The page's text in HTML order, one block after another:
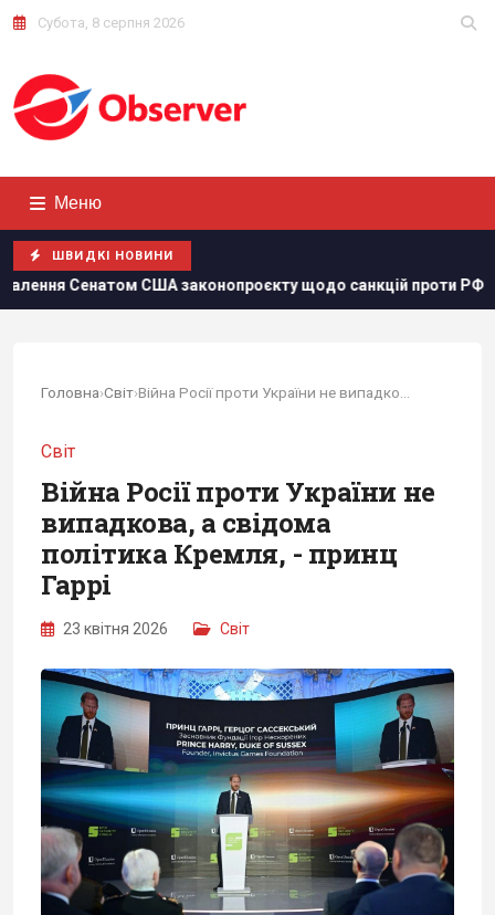
Субота, 8 серпня 2026
Меню
ШВИДКІ НОВИНИ
законопроєкту щодо санкцій проти РФ Росія
Головна›Світ›
Світ
Війна Росії проти України не
випадкова, а свідома
політика Кремля, - принц
Гаррі
23 квітня 2026 Світ